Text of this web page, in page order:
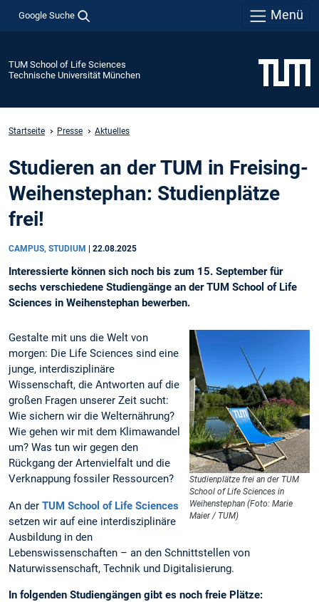
Google Suche Menü
TUM School of Life Sciences
Technische Universität München
Startseite Presse Aktuelles
Studieren an der TUM in Freising-
Weihenstephan: Studienplätze
frei!
CAMPUS, STUDIUM 22.08.2025
Interessierte können sich noch bis zum 15. September für
sechs verschiedene Studiengänge an der TUM School of Life
Sciences in Weihenstephan bewerben.
Studienplätze frei an der TUM
School of Life Sciences in
Weihenstephan (Foto: Marie
Maier / TUM)
Gestalte mit uns die Welt von
morgen: Die Life Sciences sind eine
junge, interdisziplinäre
Wissenschaft, die Antworten auf die
großen Fragen unserer Zeit sucht:
Wie sichern wir die Welternährung?
Wie gehen wir mit dem Klimawandel
um? Was tun wir gegen den
Rückgang der Artenvielfalt und die
Verknappung fossiler Ressourcen?
An der TUM School of Life Sciences
setzen wir auf eine interdisziplinäre
Ausbildung in den
Lebenswissenschaften – an den Schnittstellen von
Naturwissenschaft, Technik und Digitalisierung.
In folgenden Studiengängen gibt es noch freie Plätze: